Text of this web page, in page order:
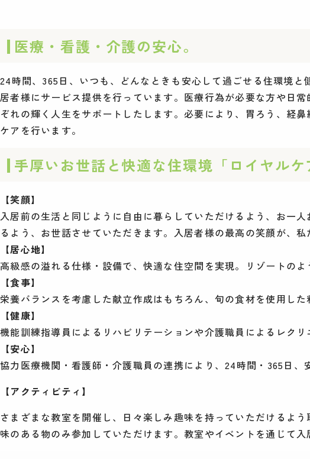
医療・看護・介護の安心。
24時間、365日、いつも、どんなときも安心して過ごせる住環境
居者様にサービス提供を行っています。医療行為が必要な方や日
ぞれの輝く人生をサポートしたします。必要により、胃ろう、経
ケアを行います。
手厚いお世話と快適な住環境「ロイヤルケ
【笑顔】
入居前の生活と同じように自由に暮らしていただけるよう、お一
るよう、お世話させていただきます。入居者様の最高の笑顔が、私
【居心地】
高級感の溢れる仕様・設備で、快適な住空間を実現。リゾートのよ
【食事】
栄養バランスを考慮した献立作成はもちろん、旬の食材を使用し
【健康】
機能訓練指導員によるリハビリテーションや介護職員によるレク
【安心】
協力医療機関・看護師・介護職員の連携により、24時間・365日、
【アクティビティ】
さまざまな教室を開催し、日々楽しみ趣味を持っていただけるよ
味のある物のみ参加していただけます。教室やイベントを通じて